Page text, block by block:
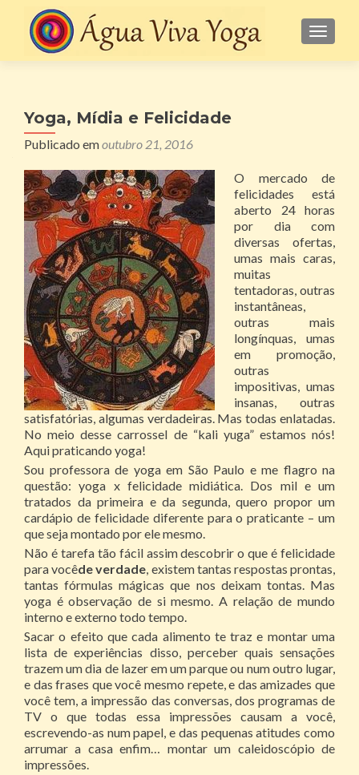
Yoga, Mídia e Felicidade
Publicado emoutubro 21, 2016
O mercado de
felicidades está
aberto 24 horas
por dia com
diversas ofertas,
umas mais caras,
muitas
tentadoras, outras
instantâneas,
outras mais
longínquas, umas
em promoção,
outras
impositivas, umas
insanas, outras
satisfatórias, algumas verdadeiras. Mas todas enlatadas.
No meio desse carrossel de “kali yuga” estamos nós!
Aqui praticando yoga!
Sou professora de yoga em São Paulo e me flagro na
questão: yoga x felicidade midiática. Dos mil e um
tratados da primeira e da segunda, quero propor um
cardápio de felicidade diferente para o praticante – um
que seja montado por ele mesmo.
Não é tarefa tão fácil assim descobrir o que é felicidade
para vocêde verdade, existem tantas respostas prontas,
tantas fórmulas mágicas que nos deixam tontas. Mas
yoga é observação de si mesmo. A relação de mundo
interno e externo todo tempo.
Sacar o efeito que cada alimento te traz e montar uma
lista de experiências disso, perceber quais sensações
trazem um dia de lazer em um parque ou num outro lugar,
e das frases que você mesmo repete, e das amizades que
você tem, a impressão das conversas, dos programas de
TV o que todas essa impressões causam a você,
escrevendo-as num papel, e das pequenas atitudes como
arrumar a casa enfim… montar um caleidoscópio de
impressões.